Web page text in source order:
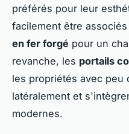
préférés pour leur
facilement être
en fer forgé pour un
revanche, les portails
les propriétés avec peu
latéralement et
modernes.